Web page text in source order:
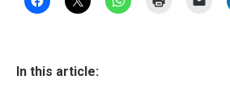
In this article: